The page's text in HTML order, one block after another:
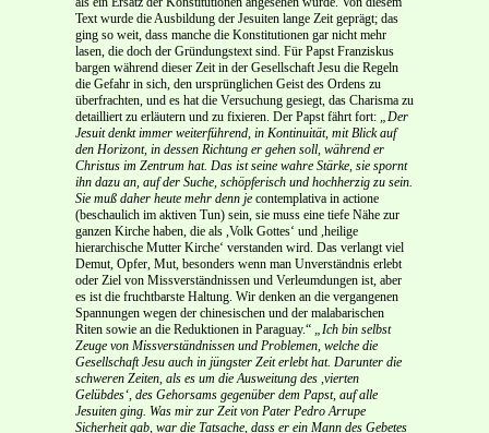
Text wurde die Ausbildung der Jesuiten lange Zeit geprägt; das
ging so weit, dass manche die Konstitutionen gar nicht mehr
lasen, die doch der Gründungstext sind. Für Papst Franziskus
bargen während dieser Zeit in der Gesellschaft Jesu die Regeln
die Gefahr in sich, den ursprünglichen Geist des Ordens zu
überfrachten, und es hat die Versuchung gesiegt, das Charisma zu
detailliert zu erläutern und zu fixieren. Der Papst fährt fort: „Der
Jesuit denkt immer weiterführend, in Kontinuität, mit Blick auf
den Horizont, in dessen Richtung er gehen soll, während er
Christus im Zentrum hat. Das ist seine wahre Stärke, sie spornt
ihn dazu an, auf der Suche, schöpferisch und hochherzig zu sein.
Sie muß daher heute mehr denn je contemplativa in actione
(beschaulich im aktiven Tun) sein, sie muss eine tiefe Nähe zur
ganzen Kirche haben, die als ,Volk Gottes‘ und ,heilige
hierarchische Mutter Kirche‘ verstanden wird. Das verlangt viel
Demut, Opfer, Mut, besonders wenn man Unverständnis erlebt
oder Ziel von Missverständnissen und Verleumdungen ist, aber
es ist die fruchtbarste Haltung. Wir denken an die vergangenen
Spannungen wegen der chinesischen und der malabarischen
Riten sowie an die Reduktionen in Paraguay.“ „Ich bin selbst
Zeuge von Missverständnissen und Problemen, welche die
Gesellschaft Jesu auch in jüngster Zeit erlebt hat. Darunter die
schweren Zeiten, als es um die Ausweitung des ,vierten
Gelübdes‘, des Gehorsams gegenüber dem Papst, auf alle
Jesuiten ging. Was mir zur Zeit von Pater Pedro Arrupe
Sicherheit gab, war die Tatsache, dass er ein Mann des Gebetes